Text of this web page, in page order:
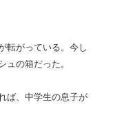
転がっている。今し
ュの箱だった。
ば、中学生の息子が